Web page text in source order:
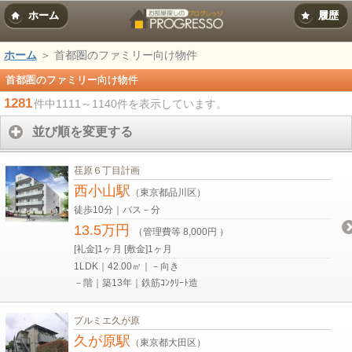
ホーム 履歴
ホーム ＞ 首都圏のファミリー向け物件
首都圏のファミリー向け物件
1281件中1111～1140件を表示しています。
並び順を変更する
荏原６丁目計画
西小山駅
（東京都品川区）
徒歩10分｜バス－分
13.5万円
（管理費等 8,000円 ）
[礼金]1ヶ月 [敷金]1ヶ月
1LDK｜42.00㎡｜－向き
－階｜築13年｜鉄筋ｺﾝｸﾘｰﾄ造
プルミエ久が原
久が原駅 （東京都大田区）